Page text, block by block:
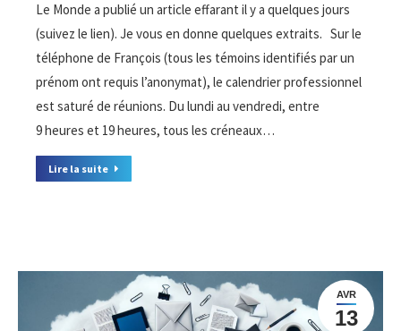
Le Monde a publié un article effarant il y a quelques jours
(suivez le lien). Je vous en donne quelques extraits. Sur le
téléphone de François (tous les témoins identifiés par un
prénom ont requis l’anonymat), le calendrier professionnel
est saturé de réunions. Du lundi au vendredi, entre
9 heures et 19 heures, tous les créneaux…
Lire la suite
AVR
13